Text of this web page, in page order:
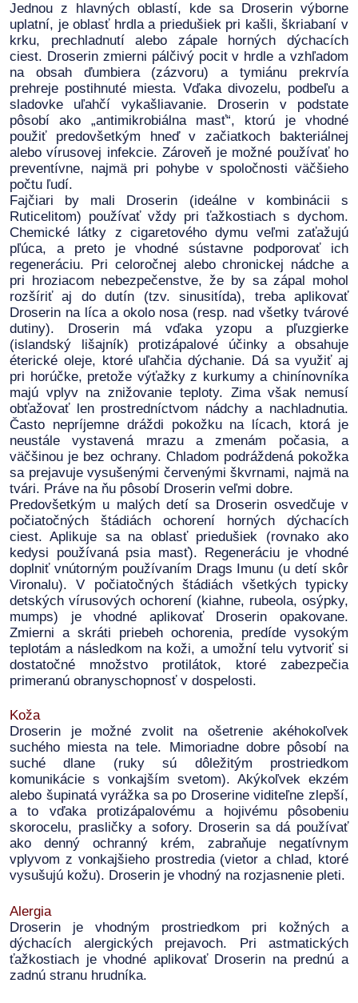
Jednou z hlavných oblastí, kde sa Droserin výborne
uplatní, je oblasť hrdla a priedušiek pri kašli, škriabaní v
krku, prechladnutí alebo zápale horných dýchacích
ciest. Droserin zmierni pálčivý pocit v hrdle a vzhľadom
na obsah ďumbiera (zázvoru) a tymiánu prekrvía
prehreje postihnuté miesta. Vďaka divozelu, podbeľu a
sladovke uľahčí vykašliavanie. Droserin v podstate
pôsobí ako „antimikrobiálna masť“, ktorú je vhodné
použiť predovšetkým hneď v začiatkoch bakteriálnej
alebo vírusovej infekcie. Zároveň je možné používať ho
preventívne, najmä pri pohybe v spoločnosti väčšieho
počtu ľudí.
Fajčiari by mali Droserin (ideálne v kombinácii s
Ruticelitom) používať vždy pri ťažkostiach s dychom.
Chemické látky z cigaretového dymu veľmi zaťažujú
pľúca, a preto je vhodné sústavne podporovať ich
regeneráciu. Pri celoročnej alebo chronickej nádche a
pri hroziacom nebezpečenstve, že by sa zápal mohol
rozšíriť aj do dutín (tzv. sinusitída), treba aplikovať
Droserin na líca a okolo nosa (resp. nad všetky tvárové
dutiny). Droserin má vďaka yzopu a pľuzgierke
(islandský lišajník) protizápalové účinky a obsahuje
éterické oleje, ktoré uľahčia dýchanie. Dá sa využiť aj
pri horúčke, pretože výťažky z kurkumy a chinínovníka
majú vplyv na znižovanie teploty. Zima však nemusí
obťažovať len prostredníctvom nádchy a nachladnutia.
Často nepríjemne dráždi pokožku na lícach, ktorá je
neustále vystavená mrazu a zmenám počasia, a
väčšinou je bez ochrany. Chladom podráždená pokožka
sa prejavuje vysušenými červenými škvrnami, najmä na
tvári. Práve na ňu pôsobí Droserin veľmi dobre.
Predovšetkým u malých detí sa Droserin osvedčuje v
počiatočných štádiách ochorení horných dýchacích
ciest. Aplikuje sa na oblasť priedušiek (rovnako ako
kedysi používaná psia masť). Regeneráciu je vhodné
doplniť vnútorným používaním Drags Imunu (u detí skôr
Vironalu). V počiatočných štádiách všetkých typicky
detských vírusových ochorení (kiahne, rubeola, osýpky,
mumps) je vhodné aplikovať Droserin opakovane.
Zmierni a skráti priebeh ochorenia, predíde vysokým
teplotám a následkom na koži, a umožní telu vytvoriť si
dostatočné množstvo protilátok, ktoré zabezpečia
primeranú obranyschopnosť v dospelosti.
Koža
Droserin je možné zvolit na ošetrenie akéhokoľvek
suchého miesta na tele. Mimoriadne dobre pôsobí na
suché dlane (ruky sú dôležitým prostriedkom
komunikácie s vonkajším svetom). Akýkoľvek ekzém
alebo šupinatá vyrážka sa po Droserine viditeľne zlepší,
a to vďaka protizápalovému a hojivému pôsobeniu
skorocelu, prasličky a sofory. Droserin sa dá používať
ako denný ochranný krém, zabraňuje negatívnym
vplyvom z vonkajšieho prostredia (vietor a chlad, ktoré
vysušujú kožu). Droserin je vhodný na rozjasnenie pleti.
Alergia
Droserin je vhodným prostriedkom pri kožných a
dýchacích alergických prejavoch. Pri astmatických
ťažkostiach je vhodné aplikovať Droserin na prednú a
zadnú stranu hrudníka.